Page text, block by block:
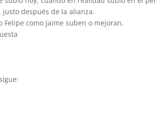
justo después de la alianza.
como Jaime suben o mejoran.